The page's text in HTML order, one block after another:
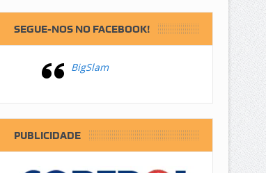
SEGUE-NOS NO FACEBOOK!
BigSlam
PUBLICIDADE